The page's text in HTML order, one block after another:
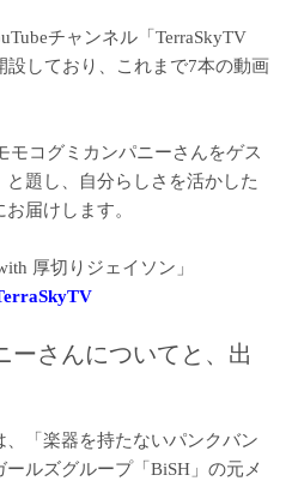
チャンネル「TerraSkyTV
しており、これまで7本の動画
モコグミカンパニーさんをゲス
と題し、自分らしさを活かした
届けします。
厚切りジェイソン」
ーさんについてと、出
「楽器を持たないパンクバン
ルズグループ「BiSH」の元メ